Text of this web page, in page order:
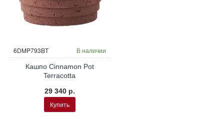
6DMP793BT В наличии
Кашпо Cinnamon Pot
Terracotta
29 340 р.
Купить